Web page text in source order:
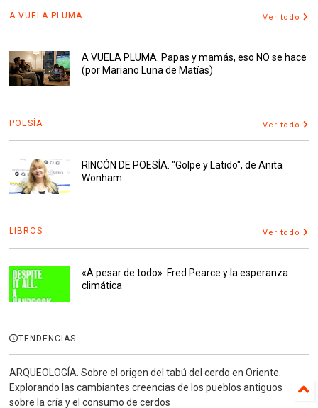
A VUELA PLUMA Ver todo
A VUELA PLUMA. Papas y mamás, eso NO se hace
(por Mariano Luna de Matías)
POESÍA Ver todo
RINCÓN DE POESÍA. "Golpe y Latido", de Anita
Wonham
LIBROS Ver todo
«A pesar de todo»: Fred Pearce y la esperanza
climática
TENDENCIAS
ARQUEOLOGÍA. Sobre el origen del tabú del cerdo en Oriente.
Explorando las cambiantes creencias de los pueblos antiguos
sobre la cría y el consumo de cerdos